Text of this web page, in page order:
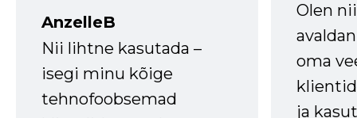
AnzelleB
Nii lihtne kasutada –
isegi minu kõige
tehnofoobsemad
Olen
oma
ja